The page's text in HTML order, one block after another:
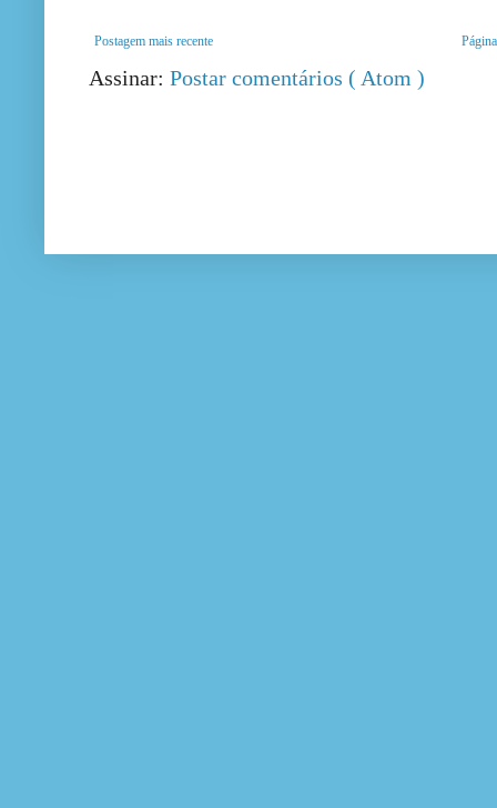
Postagem mais recente
Assinar: Postar comentários ( Atom )